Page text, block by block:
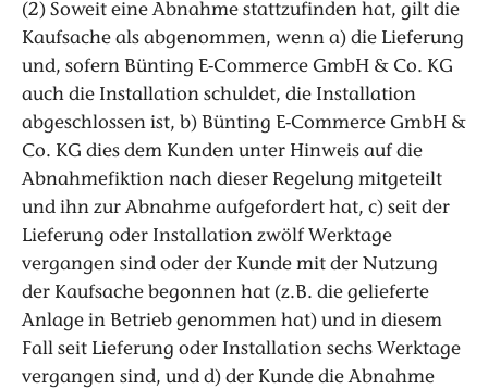
(2) Soweit eine Abnahme stattzufinden hat, gilt die
Kaufsache als abgenommen, wenn a) die Lieferung
und, sofern Bünting E-Commerce GmbH & Co. KG
auch die Installation schuldet, die Installation
abgeschlossen ist, b) Bünting E-Commerce GmbH &
Co. KG dies dem Kunden unter Hinweis auf die
Abnahmefiktion nach dieser Regelung mitgeteilt
und ihn zur Abnahme aufgefordert hat, c) seit der
Lieferung oder Installation zwölf Werktage
vergangen sind oder der Kunde mit der Nutzung
der Kaufsache begonnen hat (z.B. die gelieferte
Anlage in Betrieb genommen hat) und in diesem
Fall seit Lieferung oder Installation sechs Werktage
vergangen sind, und d) der Kunde die Abnahme